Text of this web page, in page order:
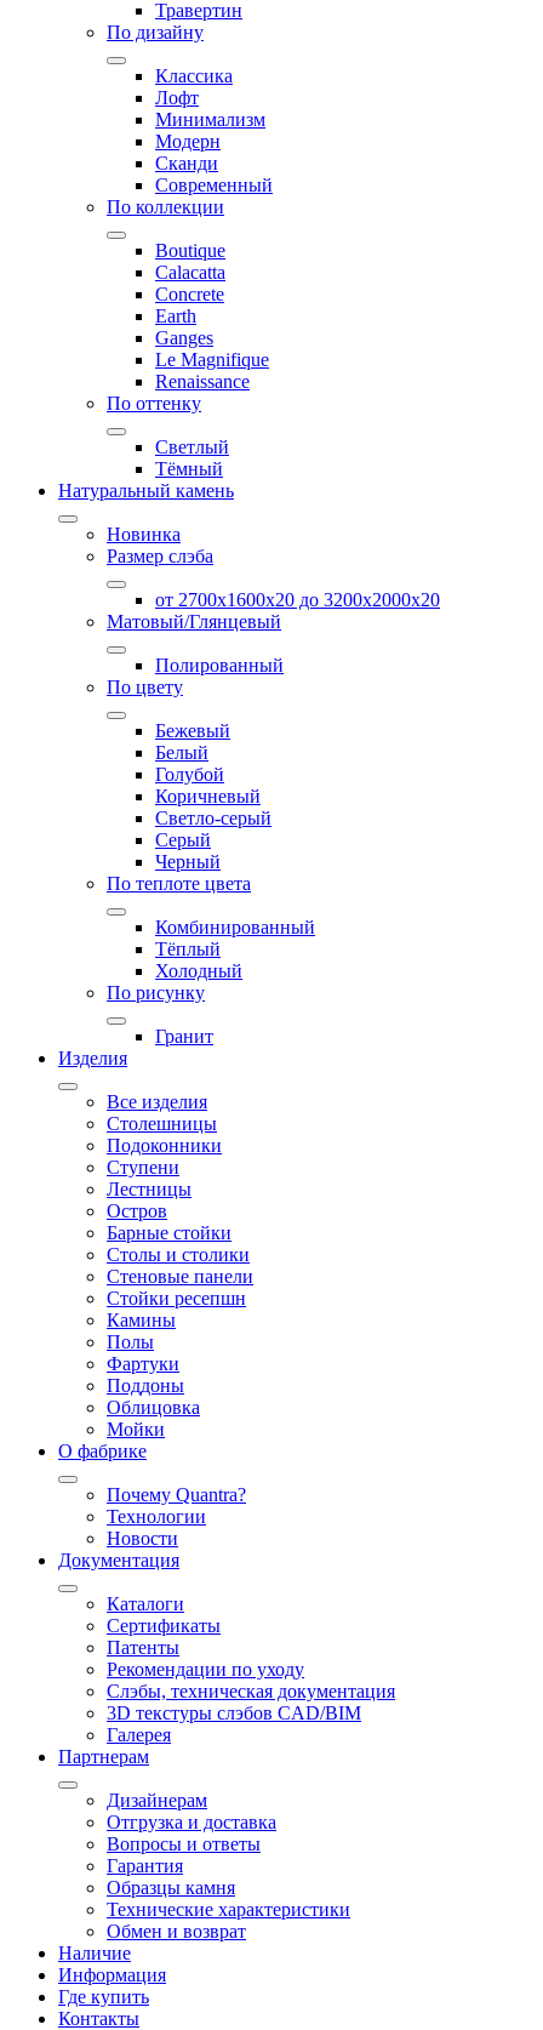
Травертин
По дизайну
Классика
Лофт
Минимализм
Модерн
Сканди
Современный
По коллекции
Boutique
Calacatta
Concrete
Earth
Ganges
Le Magnifique
Renaissance
По оттенку
Светлый
Тёмный
Натуральный камень
Новинка
Размер слэба
от 2700х1600х20 до 3200x2000х20
Матовый/Глянцевый
Полированный
По цвету
Бежевый
Белый
Голубой
Коричневый
Светло-серый
Серый
Черный
По теплоте цвета
Комбинированный
Тёплый
Холодный
По рисунку
Гранит
Изделия
Все изделия
Столешницы
Подоконники
Ступени
Лестницы
Остров
Барные стойки
Столы и столики
Стеновые панели
Стойки ресепшн
Камины
Полы
Фартуки
Поддоны
Облицовка
Мойки
О фабрике
Почему Quantra?
Технологии
Новости
Документация
Каталоги
Сертификаты
Патенты
Рекомендации по уходу
Слэбы, техническая документация
3D текстуры слэбов CAD/BIM
Галерея
Партнерам
Дизайнерам
Отгрузка и доставка
Вопросы и ответы
Гарантия
Образцы камня
Технические характеристики
Обмен и возврат
Наличие
Информация
Где купить
Контакты